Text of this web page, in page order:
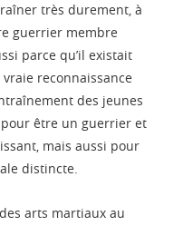
très durement, à
guerrier membre
parce qu’il existait
reconnaissance
des jeunes
pour être un guerrier et
mais aussi pour
distincte.
arts martiaux au